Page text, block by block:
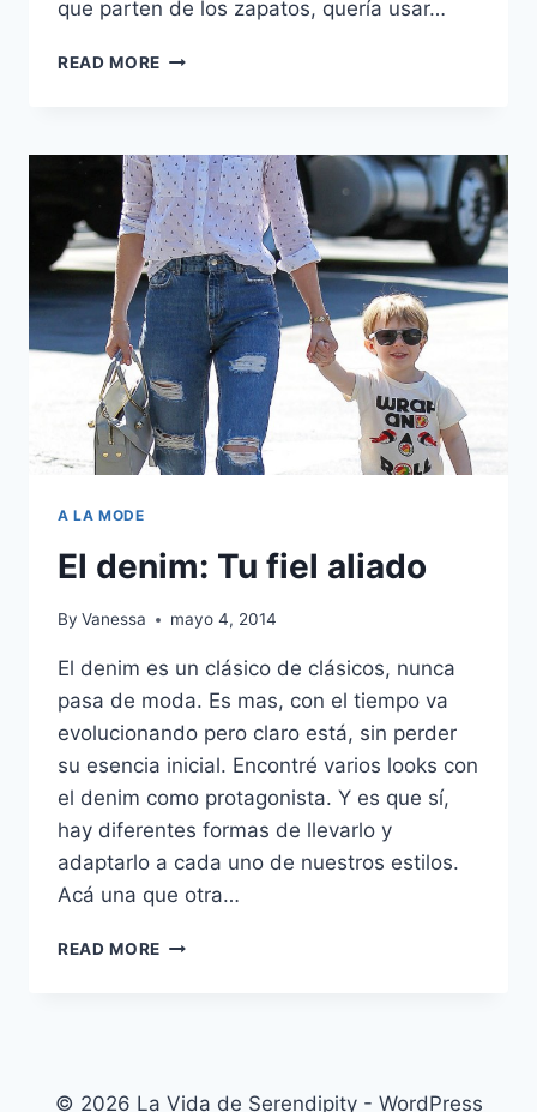
que parten de los zapatos, quería usar…
READ MORE LA
LAS
PERLAS
Y
EL
GATO
A LA MODE
El denim: Tu fiel aliado
By Vanessa mayo 4, 2014
El denim es un clásico de clásicos, nunca
pasa de moda. Es mas, con el tiempo va
evolucionando pero claro está, sin perder
su esencia inicial. Encontré varios looks con
el denim como protagonista. Y es que sí,
hay diferentes formas de llevarlo y
adaptarlo a cada uno de nuestros estilos.
Acá una que otra…
READ MORE
© 2026 La Vida de Serendipity - WordPress